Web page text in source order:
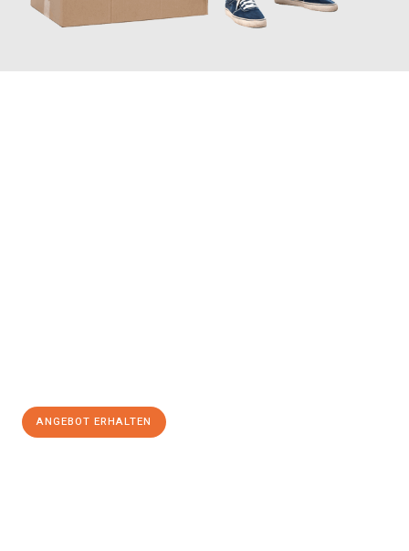
ANGEBOT ERHALTEN